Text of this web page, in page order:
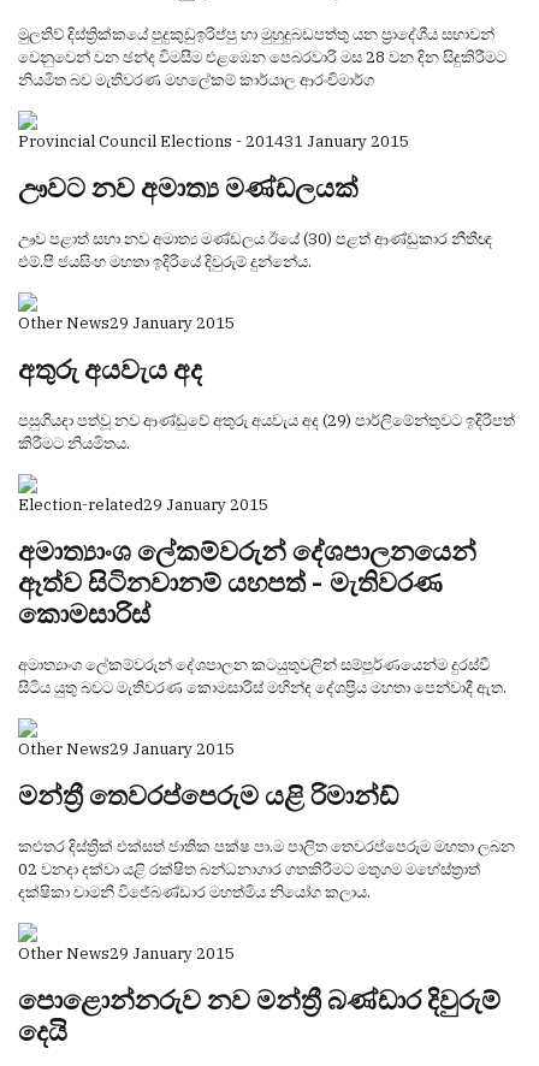
මුලතිව් දිස්ත්‍රික්කයේ පුදුකුඩුඉරිප්පු හා මුහුදුබඩපත්තු යන ප්‍රාදේශීය සභාවන්
වෙනුවෙන් වන ඡන්ද විමසීම එළඹෙන පෙබරවාරි මස 28 වන දින සිදුකිරීමට
නියමිත බව මැතිවරණ මහලේකම් කාර්යාල ආරංචිමාර්ග
Provincial Council Elections - 201431 January 2015
ඌවට නව අමාත්‍ය මණ්ඩලයක්
ඌව පළාත් සභා නව අමාත්‍ය මණ්ඩලය ඊයේ (30) පළත් ආණ්ඩුකාර නීතීඥ
එම්.පී ජයසිංහ මහතා ඉදිරියේ දිවුරුම් දුන්නේය.
Other News29 January 2015
අතුරු අයවැය අද
පසුගියදා පත්වූ නව ආණ්ඩුවේ අතුරු අයවැය අද (29) පාර්ලිමේන්තුවට ඉදිරිපත්
කිරීමට නියමිතය.
Election-related29 January 2015
අමාත්‍යාංශ ලේකම්වරුන් දේශපාලනයෙන්
ඈත්ව සිටිනවානම් යහපත් - මැතිවරණ
කොමසාරිස්
අමාත්‍යාංශ ලේකම්වරුන් දේශපාලන කටයුතුවලින් සම්පූර්ණයෙන්ම දුරස්වී
සිටිය යුතු බවට මැතිවරණ කොමසාරිස් මහින්ද දේශප්‍රිය මහතා පෙන්වාදී ඇත.
Other News29 January 2015
මන්ත්‍රී තෙවරප්පෙරුම යළි රිමාන්ඩ්
කළුතර දිස්ත්‍රික් එක්සත් ජාතික පක්ෂ පා.ම පාලිත තෙවරප්පෙරුම මහතා ලබන
02 වනදා දක්වා යළි රක්ෂිත බන්ධනාගාර ගතකිරීමට මතුගම මහේස්ත්‍රාත්
දක්ෂිකා චාමනී විජේබණ්ඩාර මහත්මිය නියෝග කලාය.
Other News29 January 2015
පොළොන්නරුව නව මන්‍ත්‍රී බණ්ඩාර දිවුරුම්
දෙයි